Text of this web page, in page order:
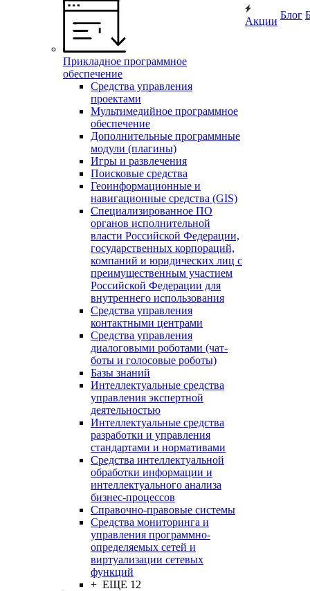
Прикладное программное
обеспечение
Средства управления
проектами
Мультимедийное программное
обеспечение
Дополнительные программные
модули (плагины)
Игры и развлечения
Поисковые средства
Геоинформационные и
навигационные средства (GIS)
Специализированное ПО
органов исполнительной
власти Российской Федерации,
государственных корпораций,
компаний и юридических лиц с
преимущественным участием
Российской Федерации для
внутреннего использования
Средства управления
контактными центрами
Средства управления
диалоговыми роботами (чат-
боты и голосовые роботы)
Базы знаний
Интеллектуальные средства
управления экспертной
деятельностью
Интеллектуальные средства
разработки и управления
стандартами и нормативами
Средства интеллектуальной
обработки информации и
интеллектуального анализа
бизнес-процессов
Справочно-правовые системы
Средства мониторинга и
управления программно-
определяемых сетей и
виртуализации сетевых
функций
+ ЕЩЕ 12
Акции
Блог